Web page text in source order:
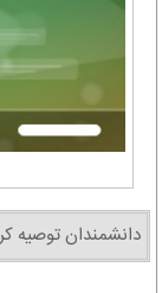
دانشمندان